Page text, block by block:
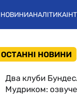
НОВИНИАНАЛІТИКА
ОСТАННІ НОВИНИ
Два клуби
Мудриком: